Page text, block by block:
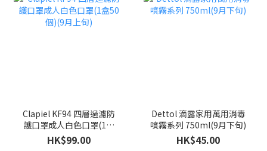
Clapiel KF94 四層過濾防
護口罩成人白色口罩(1盒
50個)(9月上旬)
HK$99.00
Dettol 滴露家用萬用消毒
噴霧系列 750ml(9月下旬)
HK$45.00